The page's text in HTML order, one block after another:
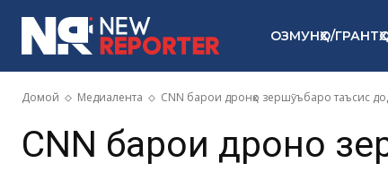
ОЗМУНҲО/
Домой Медиалента CNN барои дронҳо зершӯъбаро таъсис
CNN барои дронҳо